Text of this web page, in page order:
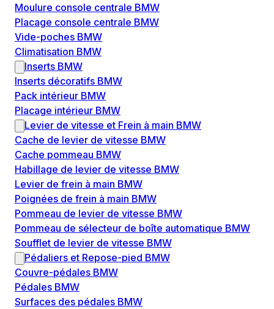
Moulure console centrale BMW
Placage console centrale BMW
Vide-poches BMW
Climatisation BMW
Inserts BMW
Inserts décoratifs BMW
Pack intérieur BMW
Placage intérieur BMW
Levier de vitesse et Frein à main BMW
Cache de levier de vitesse BMW
Cache pommeau BMW
Habillage de levier de vitesse BMW
Levier de frein à main BMW
Poignées de frein à main BMW
Pommeau de levier de vitesse BMW
Pommeau de sélecteur de boîte automatique BMW
Soufflet de levier de vitesse BMW
Pédaliers et Repose-pied BMW
Couvre-pédales BMW
Pédales BMW
Surfaces des pédales BMW